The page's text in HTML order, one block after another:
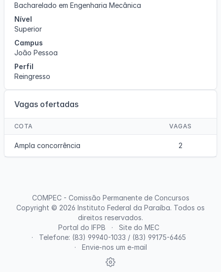
Bacharelado em Engenharia Mecânica
Nível
Superior
Campus
João Pessoa
Perfil
Reingresso
Vagas ofertadas
COTA VAGAS
Ampla concorrência 2
Portal do IFPB
Site do MEC
Telefone: (83) 99940-1033 / (83) 99175-6465
Envie-nos um e-mail
COMPEC - Comissão Permanente de Concursos
Copyright © 2026 Instituto Federal da Paraíba. Todos os
direitos reservados.